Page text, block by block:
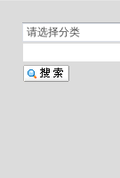
请选择分类